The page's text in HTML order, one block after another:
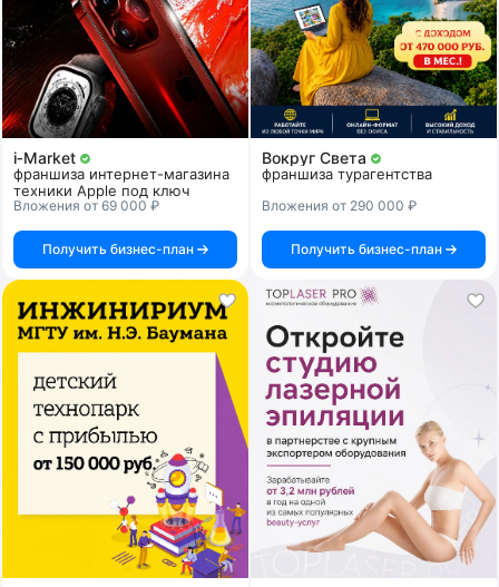
i‑Market
франшиза интернет-магазина
техники Apple под ключ
Вложения от 69 000 ₽
Получить бизнес-план
Вокруг Света
франшиза турагентства
Вложения от 290 000 ₽
Получить бизнес-план